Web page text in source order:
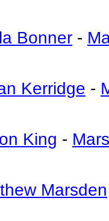
Bonner -
Kerridge -
King -
Marsden